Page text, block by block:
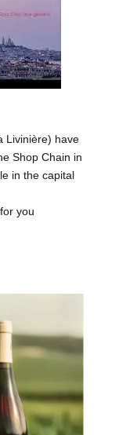
Livinière) have
Shop Chain in
in the capital
you